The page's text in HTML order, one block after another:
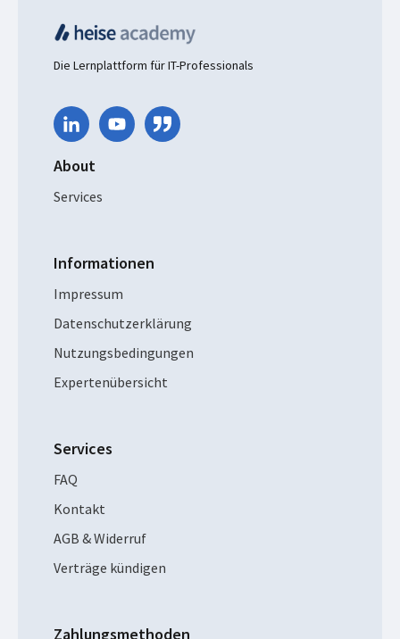
Die Lernplattform für IT-Professionals
About
Services
Informationen
Impressum
Datenschutzerklärung
Nutzungsbedingungen
Expertenübersicht
Services
FAQ
Kontakt
AGB & Widerruf
Verträge kündigen
Zahlungsmethoden